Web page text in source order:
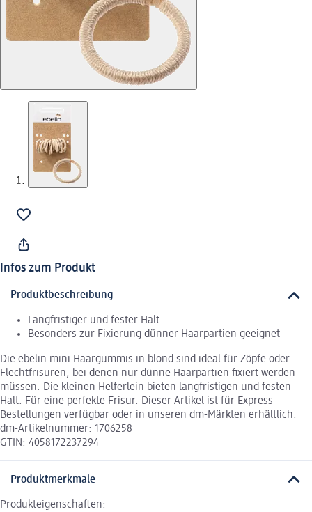
Infos zum Produkt
Produktbeschreibung
Langfristiger und fester Halt
Besonders zur Fixierung dünner Haarpartien geeignet
Die ebelin mini Haargummis in blond sind ideal für Zöpfe oder
Flechtfrisuren, bei denen nur dünne Haarpartien fixiert werden
müssen. Die kleinen Helferlein bieten langfristigen und festen
Halt. Für eine perfekte Frisur. Dieser Artikel ist für Express-
Bestellungen verfügbar oder in unseren dm-Märkten erhältlich.
dm-Artikelnummer: 1706258
GTIN: 4058172237294
Produktmerkmale
Produkteigenschaften: